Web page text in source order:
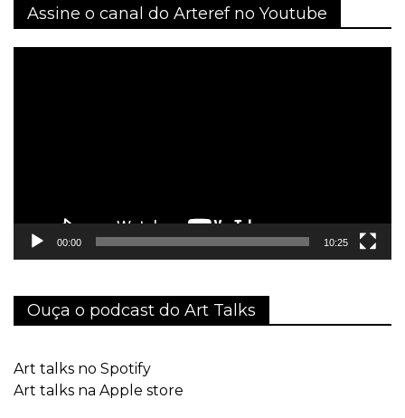
Assine o canal do Arteref no Youtube
00:00 10:25
Ouça o podcast do Art Talks
Art talks no Spotify
Art talks na Apple store